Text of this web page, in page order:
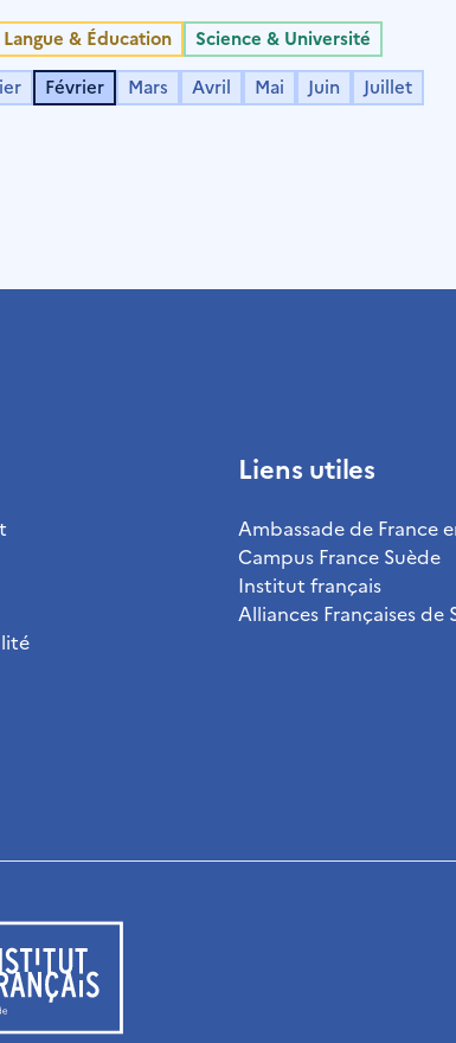
Langue & Éducation
Science & Université
Février Mars Avril Mai Juin Juillet
Liens utiles
Ambassade de France
Campus France Suède
Institut français
Alliances Françaises de